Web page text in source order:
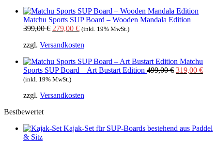
Matchu Sports SUP Board – Wooden Mandala Edition
399,00€ Ursprünglicher
war:
279,00 €Aktueller
ist:
(inkl. 19% MwSt.)
zzgl. Versandkosten
Matchu
Sports SUP Board – Art Bustart Edition 499,00€ 319,00 €
(inkl. 19% MwSt.)
zzgl. Versandkosten
Bestbewertet
Kajak-Set für SUP-Boards bestehend aus Paddel
& Sitz